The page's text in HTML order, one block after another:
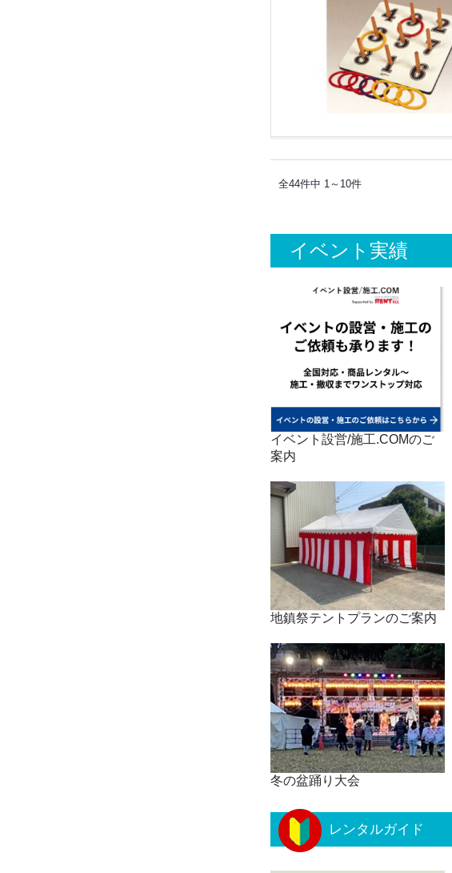
全44件中 1～10件
イベント実績
イベント設営/施工.COMのご
案内
地鎮祭テントプランのご案内
冬の盆踊り大会
レンタルガイド